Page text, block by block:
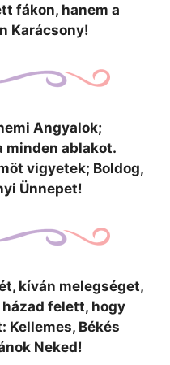
fákon, hanem a
Karácsony!
Angyalok;
minden ablakot.
vigyetek; Boldog,
Ünnepet!
kíván melegséget,
felett, hogy
Kellemes, Békés
Neked!